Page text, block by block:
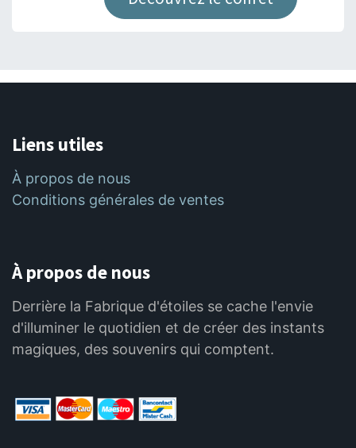
Liens utiles
À propos de nous
Conditions générales de ventes
À propos de nous
Derrière la Fabrique d'étoiles se cache l'envie
d'illuminer le quotidien et de créer des instants
magiques, des souvenirs qui comptent.